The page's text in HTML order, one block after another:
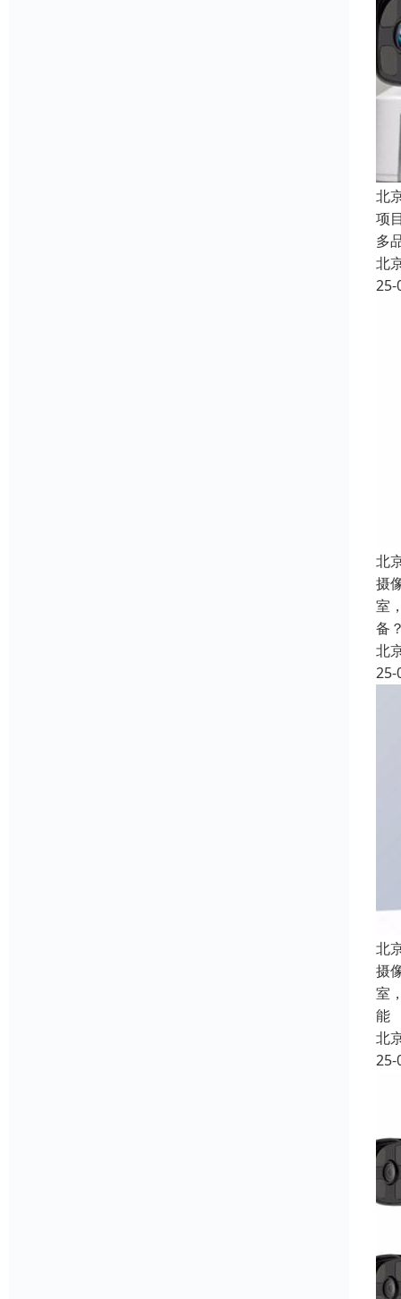
北
项
多
北
25-
北
摄
室
备
北
25-
北
摄
室
能
北
25-